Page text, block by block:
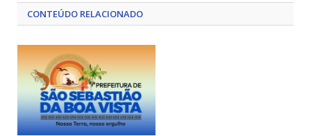
CONTEÚDO RELACIONADO